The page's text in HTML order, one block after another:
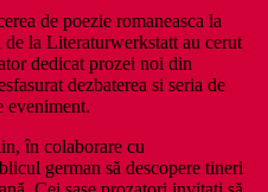
de poezie romaneasca la
la Literaturwerkstatt au cerut
dedicat prozei noi din
dezbaterea si seria de
eveniment.
în colaborare cu
german să descopere tineri